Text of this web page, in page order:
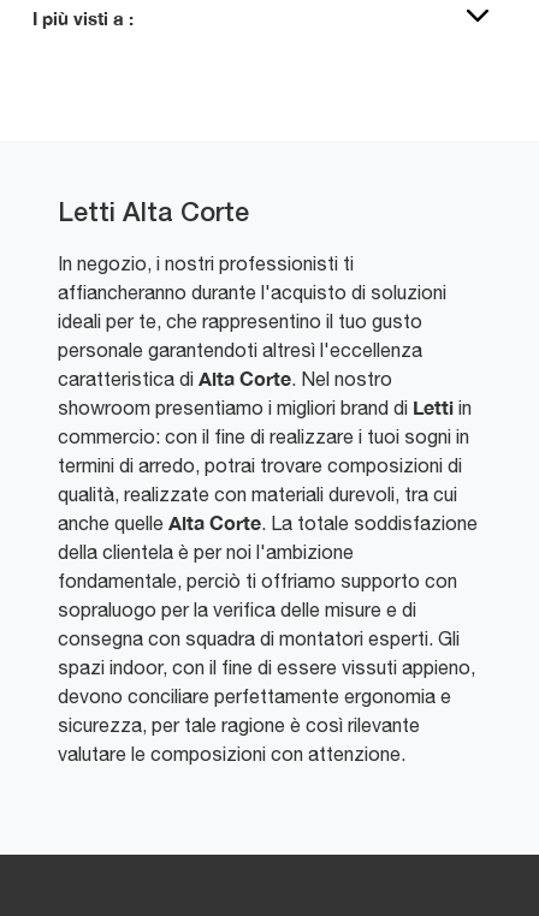
I più visti a :
Letti Alta Corte
In negozio, i nostri professionisti ti
affiancheranno durante l'acquisto di soluzioni
ideali per te, che rappresentino il tuo gusto
personale garantendoti altresì l'eccellenza
caratteristica di Alta Corte. Nel nostro
showroom presentiamo i migliori brand di Letti in
commercio: con il fine di realizzare i tuoi sogni in
termini di arredo, potrai trovare composizioni di
qualità, realizzate con materiali durevoli, tra cui
anche quelle Alta Corte. La totale soddisfazione
della clientela è per noi l'ambizione
fondamentale, perciò ti offriamo supporto con
sopraluogo per la verifica delle misure e di
consegna con squadra di montatori esperti. Gli
spazi indoor, con il fine di essere vissuti appieno,
devono conciliare perfettamente ergonomia e
sicurezza, per tale ragione è così rilevante
valutare le composizioni con attenzione.